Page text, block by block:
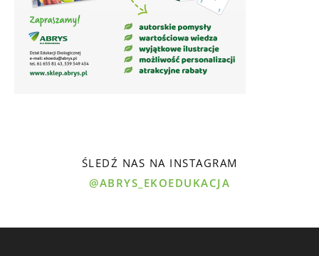
ŚLEDŹ NAS NA INSTAGRAM
@ABRYS_EKOEDUKACJA